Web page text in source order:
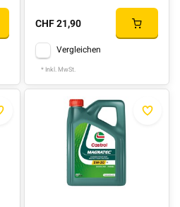
CHF 21,90
Vergleichen
* Inkl. MwSt.